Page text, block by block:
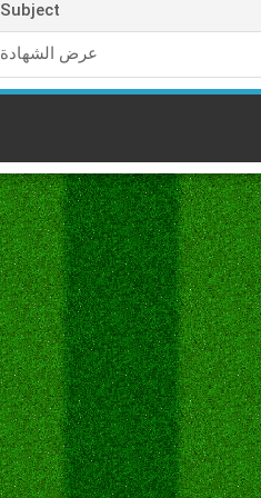
Subject
عرض الشهادة